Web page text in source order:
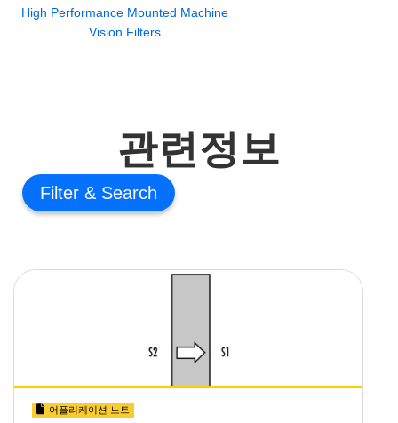
High Performance Mounted Machine
Vision Filters
관련정보
Filter
어플리케이션 노트